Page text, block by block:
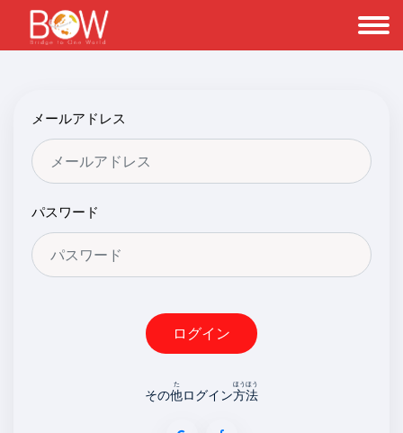
メールアドレス
パスワード
ログイン
その他
た
ログイン方法
ほうほう